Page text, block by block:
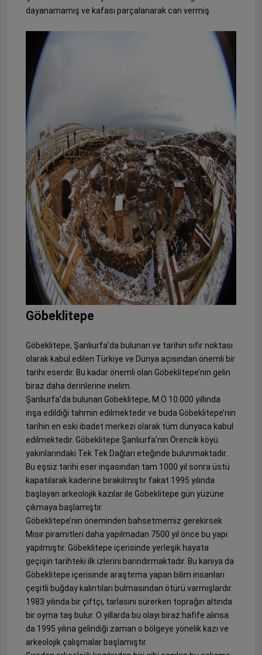
dayanamamış ve kafası parçalanarak can vermiş.
Göbeklitepe
Göbeklitepe, Şanlıurfa’da bulunan ve tarihin sıfır noktası
olarak kabul edilen Türkiye ve Dünya açısından önemli bir
tarihi eserdir. Bu kadar önemli olan Göbeklitepe’nin gelin
biraz daha derinlerine inelim.
Şanlıurfa’da bulunan Göbeklitepe, M.Ö 10.000 yıllında
inşa edildiği tahmin edilmektedir ve buda Göbeklitepe’nin
tarihin en eski ibadet merkezi olarak tüm dünyaca kabul
edilmektedir. Göbeklitepe Şanlıurfa’nın Örencik köyü
yakınlarındaki Tek Tek Dağları eteğinde bulunmaktadır.
Bu eşsiz tarihi eser inşasından tam 1000 yıl sonra üstü
kapatılarak kaderine bırakılmıştır fakat 1995 yılında
başlayan arkeolojik kazılar ile Göbeklitepe gün yüzüne
çıkmaya başlamıştır.
Göbeklitepe’nin öneminden bahsetmemiz gerekirsek
Mısır piramitleri daha yapılmadan 7500 yıl önce bu yapı
yapılmıştır. Göbeklitepe içerisinde yerleşik hayata
geçişin tarihteki ilk izlerini barındırmaktadır. Bu kanıya da
Göbeklitepe içerisinde araştırma yapan bilim insanları
çeşitli buğday kalıntıları bulmasından ötürü varmışlardır.
1983 yılında bir çiftçi, tarlasını sürerken toprağın altında
bir oyma taş bulur. O yıllarda bu olayı biraz hafife alınsa
da 1995 yılına gelindiği zaman o bölgeye yönelik kazı ve
arkeolojik çalışmalar başlamıştır.